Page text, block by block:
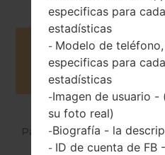
Buy
Página principal →Serie →
especificas para
estadísticas
- Modelo de
especificas para
estadísticas
-Imagen de usuario -
su foto real)
-Biografía - la
- ID de cuenta de FB